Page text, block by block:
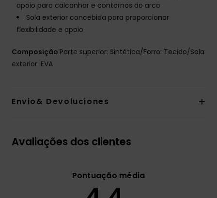
apoio para calcanhar e contornos do arco
Sola exterior concebida para proporcionar
flexibilidade e apoio
Composição Parte superior: Sintética/Forro: Tecido/Sola
exterior: EVA
Envio& Devoluciones
Avaliações dos clientes
Pontuação média